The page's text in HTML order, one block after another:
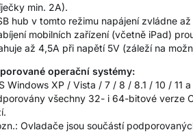
min. 2A).
hub v tomto režimu napájení zvládne
mobilních zařízení (včetně iPad)
až 4,5A při napětí 5V (záleží na
operační systémy:
Windows XP / Vista / 7 / 8 / 8.1 / 10 /
všechny 32- i 64-bitové verze
Ovladače jsou součástí